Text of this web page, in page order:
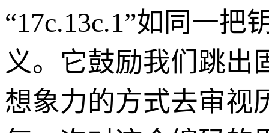
“17c.13c.1”如同一
义。它鼓励我们跳出
想象力的方式去审视